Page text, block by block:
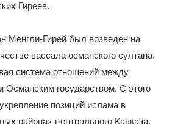
Гиреев.
Менгли-Гирей был возведен на
вассала османского султана.
система отношений между
Османским государством. С этого
позиций ислама в
районах центрального Кавказа.